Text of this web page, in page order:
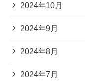
2024年10月
2024年9月
2024年8月
2024年7月